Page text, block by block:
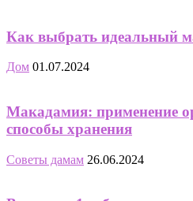
Как выбрать идеальный
Дом 01.07.2024
Макадамия: применение
способы хранения
Советы дамам 26.06.2024